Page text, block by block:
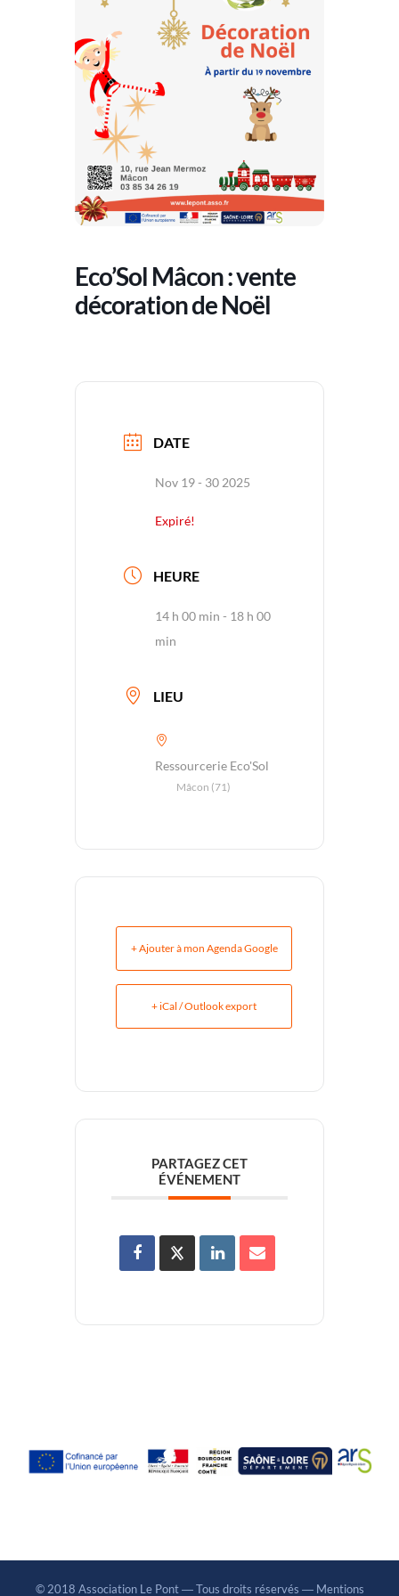
Eco’Sol Mâcon : vente
décoration de Noël
DATE
Nov 19 - 30 2025
Expiré!
HEURE
14 h 00 min - 18 h 00
min
LIEU
Ressourcerie Eco'Sol
Mâcon (71)
+ Ajouter à mon Agenda Google
+ iCal / Outlook export
PARTAGEZ CET
ÉVÉNEMENT
© 2018 Association Le Pont ― Tous droits réservés ― Mentions